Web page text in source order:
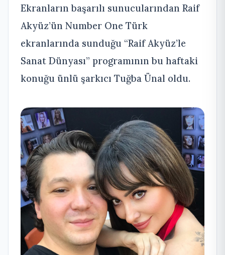
Ekranların başarılı sunucularından Raif
Akyüz’ün Number One Türk
ekranlarında sunduğu “Raif Akyüz’le
Sanat Dünyası” programının bu haftaki
konuğu ünlü şarkıcı Tuğba Ünal oldu.